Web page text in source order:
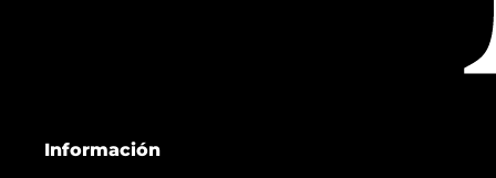
Información